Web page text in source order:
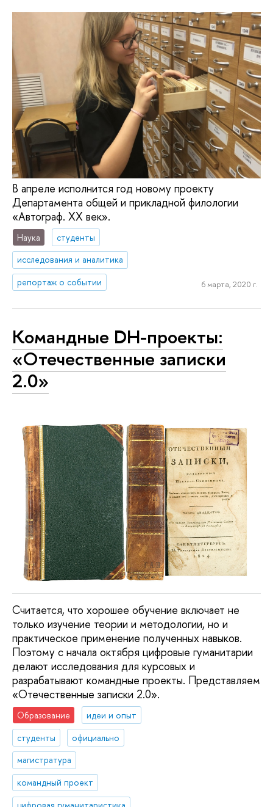
В апреле исполнится год новому проекту
Департамента общей и прикладной филологии
«Автограф. ХХ век».
Наука
студенты
исследования и аналитика
репортаж о событии
6 марта, 2020 г.
Командные DH-проекты:
«Отечественные записки
2.0»
Считается, что хорошее обучение включает не
только изучение теории и методологии, но и
практическое применение полученных навыков.
Поэтому с начала октября цифровые гуманитарии
делают исследования для курсовых и
разрабатывают командные проекты. Представляем
«Отечественные записки 2.0».
Образование
идеи и опыт
студенты
официально
магистратура
командный проект